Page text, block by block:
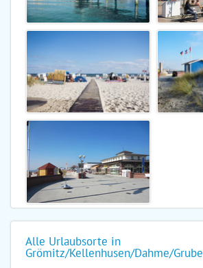
Alle Urlaubsorte in
Grömitz/Kellenhusen/Dahme/Grube